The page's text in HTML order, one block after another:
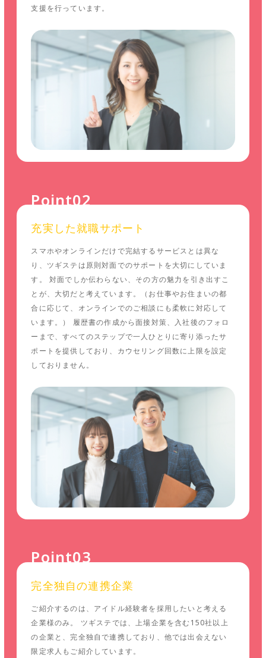
支援を行っています。
Point02
充実した就職サポート
スマホやオンラインだけで完結するサービスとは異な
り、ツギステは原則対面でのサポートを大切にしていま
す。 対面でしか伝わらない、その方の魅力を引き出すこ
とが、大切だと考えています。（お仕事やお住まいの都
合に応じて、オンラインでのご相談にも柔軟に対応して
います。） 履歴書の作成から面接対策、入社後のフォロ
ーまで、すべてのステップで一人ひとりに寄り添ったサ
ポートを提供しており、カウセリング回数に上限を設定
しておりません。
Point03
完全独自の連携企業
ご紹介するのは、アイドル経験者を採用したいと考える
企業様のみ。 ツギステでは、上場企業を含む150社以上
の企業と、完全独自で連携しており、他では出会えない
限定求人もご紹介しています。